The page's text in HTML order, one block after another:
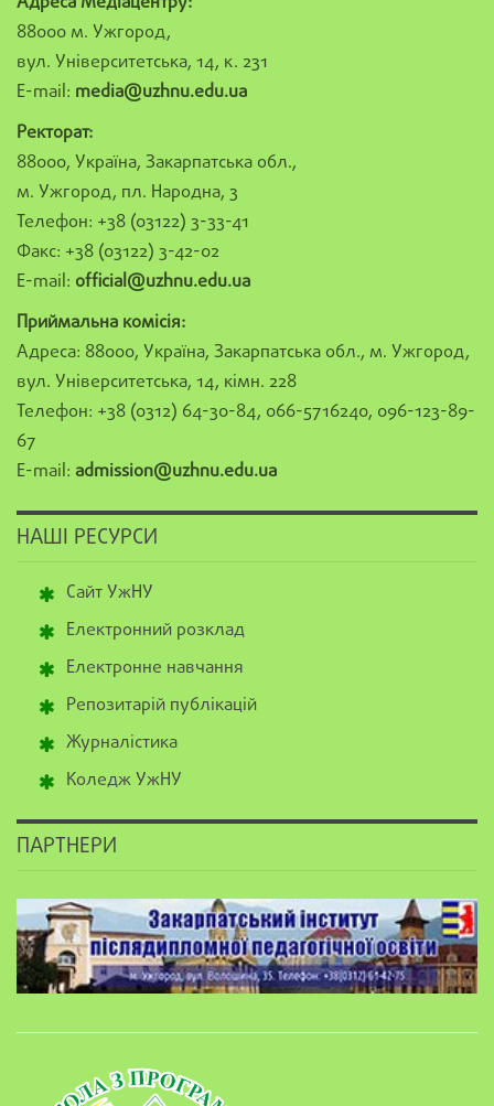
88000 м. Ужгород,
вул. Університетська, 14, к. 231
E-mail: media@uzhnu.edu.ua
Ректорат:
88000, Україна, Закарпатська обл.,
м. Ужгород, пл. Народна, 3
Телефон: +38 (03122) 3-33-41
Факс: +38 (03122) 3-42-02
E-mail: official@uzhnu.edu.ua
Приймальна комісія:
Адреса: 88000, Україна, Закарпатська обл., м. Ужгород,
вул. Університетська, 14, кімн. 228
Телефон: +38 (0312) 64-30-84, 066-5716240, 096-123-89-
67
E-mail: admission@uzhnu.edu.ua
НАШІ РЕСУРСИ
Сайт УжНУ
Електронний розклад
Електронне навчання
Репозитарій публікацій
Журналістика
Коледж УжНУ
ПАРТНЕРИ